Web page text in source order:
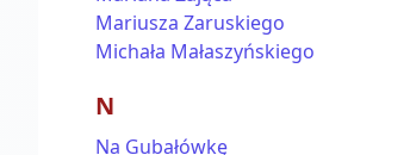
Mariusza Zaruskiego
Michała Małaszyńskiego
N
Na Gubałówkę